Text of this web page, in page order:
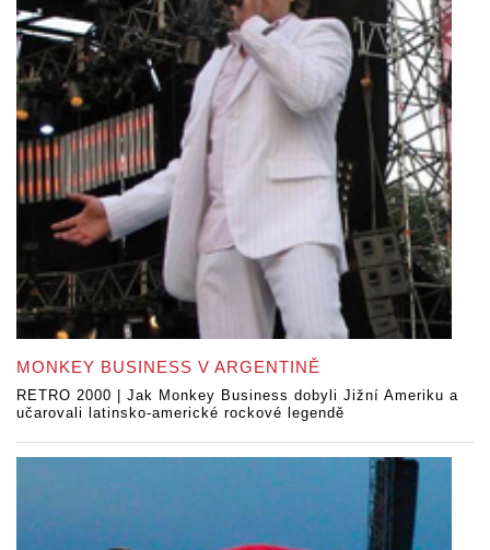
MONKEY BUSINESS V ARGENTINĚ
RETRO 2000 | Jak Monkey Business dobyli Jižní Ameriku a
učarovali latinsko-americké rockové legendě